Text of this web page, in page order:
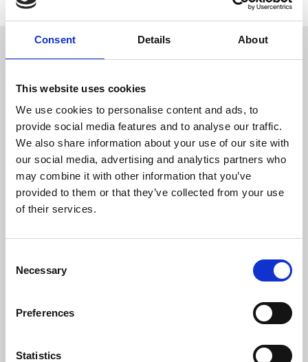
Consent Details About
This website uses cookies
We use cookies to personalise content and ads, to
provide social media features and to analyse our traffic.
We also share information about your use of our site with
our social media, advertising and analytics partners who
may combine it with other information that you’ve
provided to them or that they’ve collected from your use
of their services.
Selection
Necessary
Preferences
Statistics
AKTUALNOŚCI